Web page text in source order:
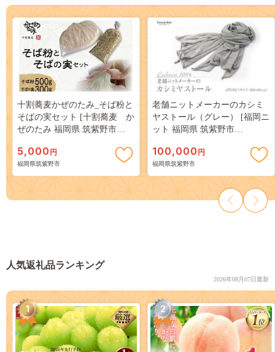
十割蕎麦かぜのたみ_そば粉と
そばの実セット [十割蕎麦 か
ぜのたみ 福岡県 筑紫野市
5,000 円
福岡県筑紫野市
老舗ニットメーカーのカシミ
ヤストール（グレー） [福岡ニ
ット 福岡県 筑紫野市
100,000 円
福岡県筑紫野市
人気返礼品ランキング
2026年08月07日最新
1 2